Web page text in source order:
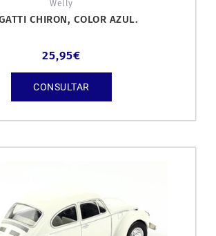
Welly
CHIRON, COLOR AZUL.
25,95€
CONSULTAR